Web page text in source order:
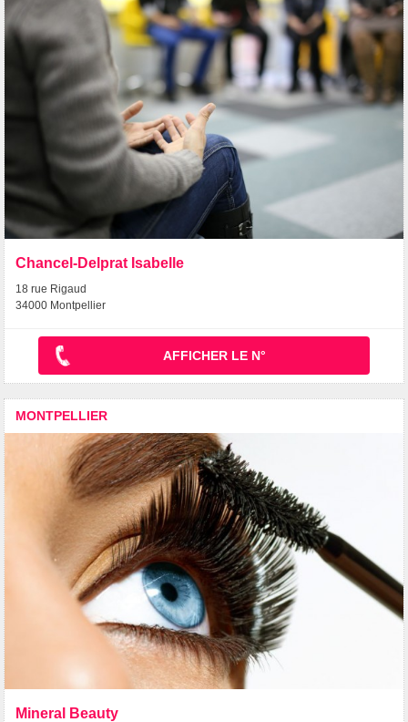
Chancel-Delprat Isabelle
18 rue Rigaud
34000 Montpellier
AFFICHER LE N°
MONTPELLIER
Mineral Beauty